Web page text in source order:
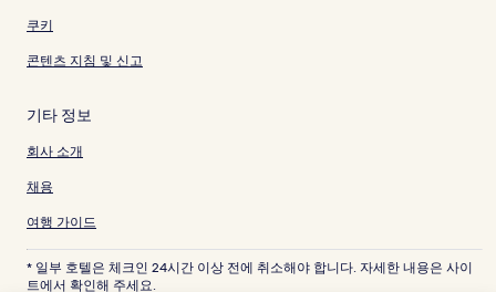
쿠키
콘텐츠 지침 및 신고
기타 정보
회사 소개
채용
여행 가이드
* 일부 호텔은 체크인 24시간 이상 전에 취소해야 합니다. 자세한 내용은 사이
트에서 확인해 주세요.